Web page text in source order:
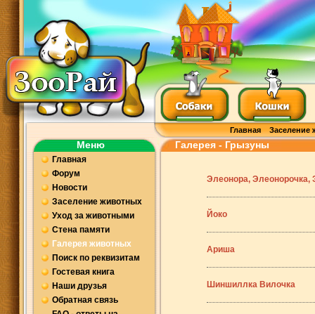
Главная Заселение
Меню
Главная
Форум
Новости
Заселение животных
Уход за животными
Стена памяти
Галерея животных
Поиск по реквизитам
Гостевая книга
Наши друзья
Обратная связь
Галерея - Грызуны
Элеонора, Элеонорочка,
Йоко
Ариша
Шиншиллка Вилочка